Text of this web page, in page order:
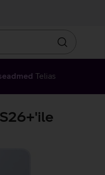
Otsin
Telias